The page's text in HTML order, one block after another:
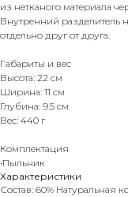
из нетканого материала
Внутренний разделитель
отдельно друг от друга.
Габариты и вес
Высота: 22 см
Ширина: 11 см
Глубина: 9.5 см
Вес: 440 г
Комплектация
•Пыльник
Характеристики
Состав: 60% Натуральная